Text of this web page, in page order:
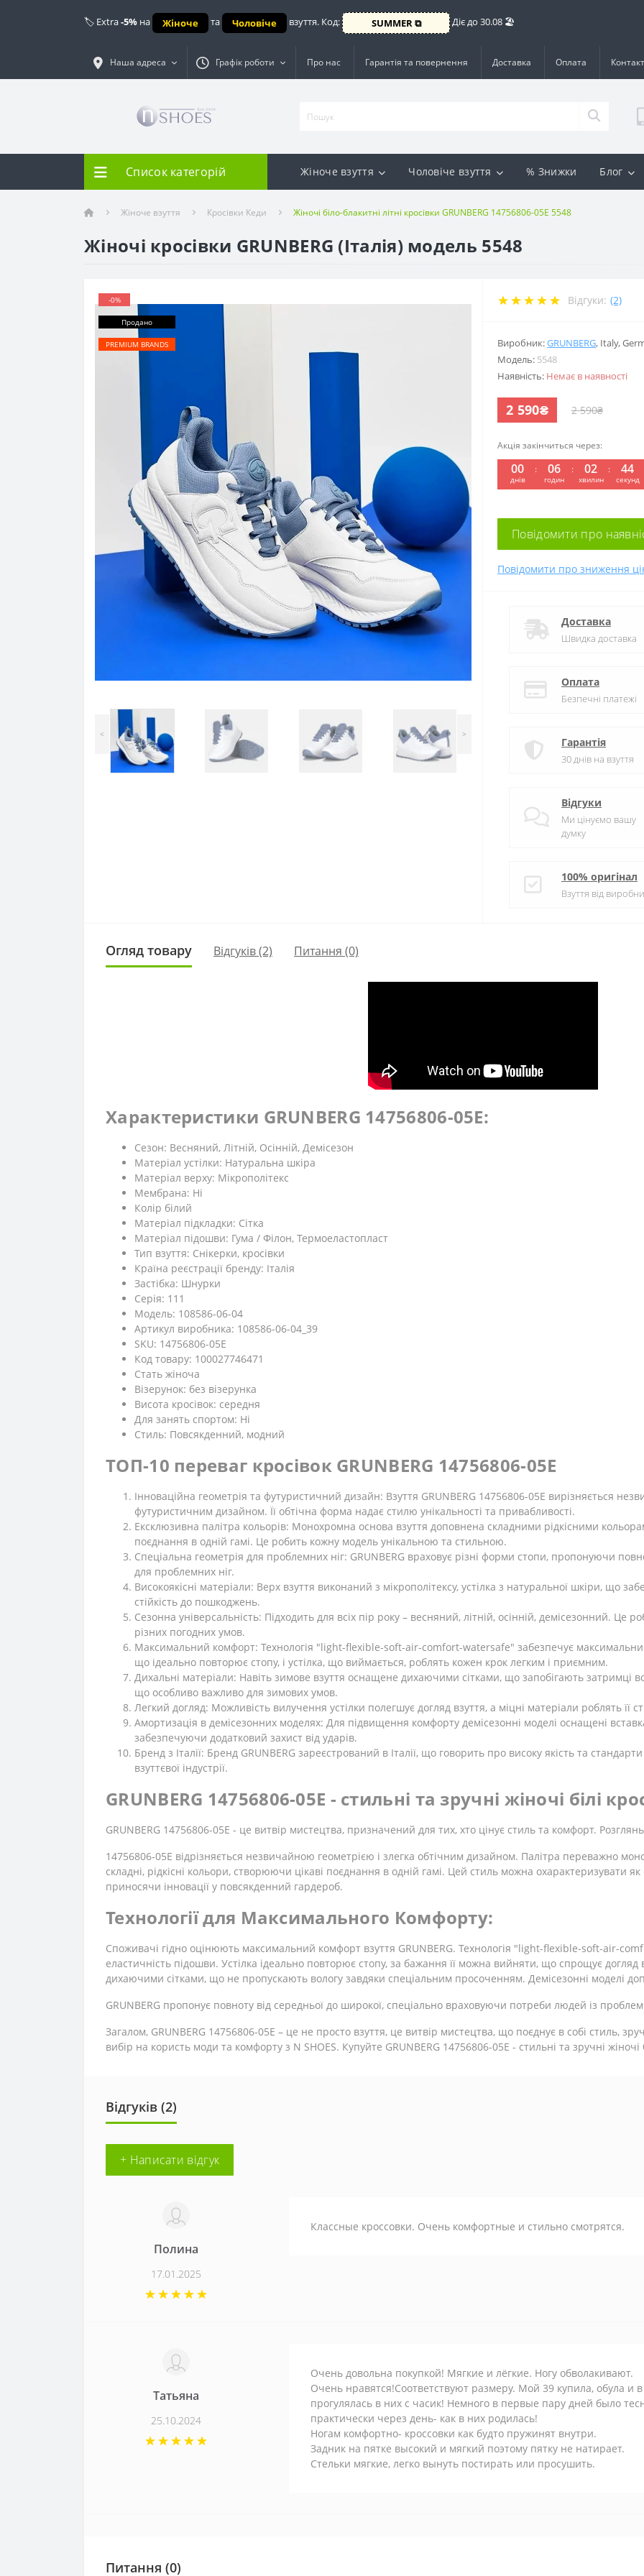
🏷️ Extra-5% на Жіноче та Чоловіче взуття. Код: SUMMER ⧉ Діє до 30.08 🏖️
Наша адреса Графік роботи Про нас Гарантія та повернення Доставка Оплата
Список категорій Жіноче взуття Чоловіче взуття % Знижки Блог
Жіноче взуття Кросівки Кеди Жіночі біло-блакитні літні кросівки GRUNBERG 14756806-05E 5548
Жіночі кросівки GRUNBERG (Італія) модель 5548
-0%
Продано
PREMIUM BRANDS
< >
Відгуки: (2)
Виробник:GRUNBERG, Italy,
Модель: 5548
Наявність: Немає в наявності
2 590₴ 2 590₴
Акція закінчиться через:
00
днів
: 06
годин
: 02
хвилин
: 43
секунд
Повідомити про
Повідомити про зниження
Доставка
Швидка доставка
Оплата
Безпечні платежі
Гарантія
30 днів на взуття
Відгуки
Ми цінуємо вашу
думку
100% оригінал
Взуття від
Огляд товару Відгуків (2) Питання (0)
Характеристики GRUNBERG 14756806-05E:
Сезон: Весняний, Літній, Осінній, Демісезон
Матеріал устілки: Натуральна шкіра
Матеріал верху: Мікрополітекс
Мембрана: Ні
Колір білий
Матеріал підкладки: Сітка
Матеріал підошви: Гума / Філон, Термоеластопласт
Тип взуття: Снікерки, кросівки
Країна реєстрації бренду: Італія
Застібка: Шнурки
Серія: 111
Модель: 108586-06-04
Артикул виробника: 108586-06-04_39
SKU: 14756806-05E
Код товару: 100027746471
Стать жіноча
Візерунок: без візерунка
Висота кросівок: середня
Для занять спортом: Ні
Стиль: Повсякденний, модний
ТОП-10 переваг кросівок GRUNBERG 14756806-05E
Інноваційна геометрія та футуристичний дизайн: Взуття GRUNBERG 14756806-05E вирізняється
футуристичним дизайном. Її обтічна форма надає стилю унікальності та привабливості.
Ексклюзивна палітра кольорів: Монохромна основа взуття доповнена складними рідкісними
поєднання в одній гамі. Це робить кожну модель унікальною та стильною.
Спеціальна геометрія для проблемних ніг: GRUNBERG враховує різні форми стопи, пропонуючи
для проблемних ніг.
Високоякісні матеріали: Верх взуття виконаний з мікрополітексу, устілка з натуральної шкіри, що
стійкість до пошкоджень.
Сезонна універсальність: Підходить для всіх пір року – весняний, літній, осінній, демісезонний. Це
різних погодних умов.
Максимальний комфорт: Технологія "light-flexible-soft-air-comfort-watersafe" забезпечує
що ідеально повторює стопу, і устілка, що виймається, роблять кожен крок легким і приємним.
Дихальні матеріали: Навіть зимове взуття оснащене дихаючими сітками, що запобігають затримці
що особливо важливо для зимових умов.
Легкий догляд: Можливість вилучення устілки полегшує догляд взуття, а міцні матеріали роблять її
Амортизація в демісезонних моделях: Для підвищення комфорту демісезонні моделі оснащені
забезпечуючи додатковий захист від ударів.
Бренд з Італії: Бренд GRUNBERG зареєстрований в Італії, що говорить про високу якість та
взуттєвої індустрії.
GRUNBERG 14756806-05E - стильні та зручні жіночі білі
GRUNBERG 14756806-05E - це витвір мистецтва, призначений для тих, хто цінує стиль та комфорт.
14756806-05E відрізняється незвичайною геометрією і злегка обтічним дизайном. Палітра переважно
складні, рідкісні кольори, створюючи цікаві поєднання в одній гамі. Цей стиль можна охарактеризувати
приносячи інновації у повсякденний гардероб.
Технології для Максимального Комфорту:
Споживачі гідно оцінюють максимальний комфорт взуття GRUNBERG. Технологія "light-flexible-soft-air-
еластичність підошви. Устілка ідеально повторює стопу, за бажання її можна вийняти, що спрощує догляд
дихаючими сітками, що не пропускають вологу завдяки спеціальним просоченням. Демісезонні моделі
GRUNBERG пропонує повноту від середньої до широкої, спеціально враховуючи потреби людей із
Загалом, GRUNBERG 14756806-05E – це не просто взуття, це витвір мистецтва, що поєднує в собі стиль,
вибір на користь моди та комфорту з N SHOES. Купуйте GRUNBERG 14756806-05E - стильні та зручні жіночі
Відгуків (2)
+ Написати відгук
Полина
17.01.2025
Классные кроссовки. Очень комфортные и стильно смотрятся.
Татьяна
25.10.2024
Очень довольна покупкой! Мягкие и лёгкие. Ногу обволакивают.
Очень нравятся!Соответствуют размеру. Мой 39 купила, обула и
прогулялась в них с часик! Немного в первые пару дней было
практически через день- как в них родилась!
Ногам комфортно- кроссовки как будто пружинят внутри.
Задник на пятке высокий и мягкий поэтому пятку не натирает.
Стельки мягкие, легко вынуть постирать или просушить.
Питання (0)